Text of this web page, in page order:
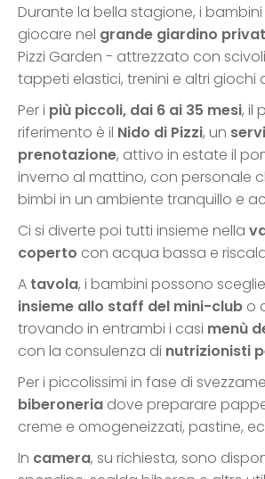
Durante la bella stagione, i
giocare nel grande giardino
Pizzi Garden - attrezzato con
tappeti elastici, trenini e altri giochi
Per i più piccoli, dai 6 ai 35 mesi, il
riferimento è il Nido di Pizzi, un
prenotazione, attivo in estate il
inverno al mattino, con personale
bimbi in un ambiente tranquillo e
Ci si diverte poi tutti insieme nella
coperto con acqua bassa e
A tavola, i bambini possono
insieme allo staff del mini-club o
trovando in entrambi i casi menù
con la consulenza di nutrizionisti
Per i piccolissimi in fase di
biberoneria dove preparare
creme e omogeneizzati, pastine,
In camera, su richiesta, sono